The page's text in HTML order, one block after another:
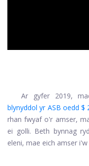
Ar gyfer 2019,
blynyddol yr ASB oedd $
rhan fwyaf o'r amser,
ei golli. Beth bynnag
eleni, mae eich amser